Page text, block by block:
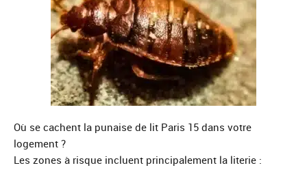
Où se cachent la punaise de lit Paris 15 dans votre
logement ?
Les zones à risque incluent principalement la literie :